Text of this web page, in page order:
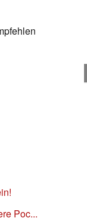
Poc...